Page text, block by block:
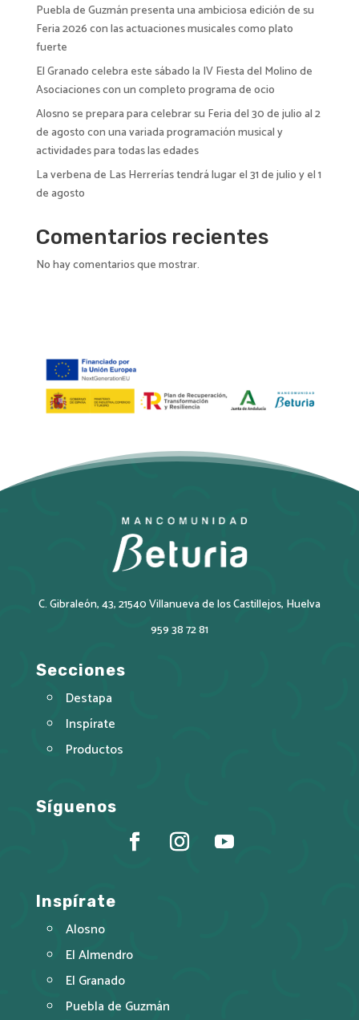
Puebla de Guzmán presenta una ambiciosa edición de su
Feria 2026 con las actuaciones musicales como plato
fuerte
El Granado celebra este sábado la IV Fiesta del Molino de
Asociaciones con un completo programa de ocio
Alosno se prepara para celebrar su Feria del 30 de julio al 2
de agosto con una variada programación musical y
actividades para todas las edades
La verbena de Las Herrerías tendrá lugar el 31 de julio y el 1
de agosto
Comentarios recientes
No hay comentarios que mostrar.
C. Gibraleón, 43, 21540 Villanueva de los Castillejos, Huelva
959 38 72 81
Secciones
Destapa
Inspírate
Productos
Síguenos
Inspírate
Alosno
El Almendro
El Granado
Puebla de Guzmán